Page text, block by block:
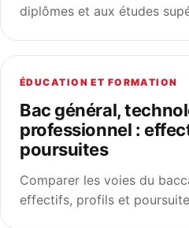
diplômes et aux études
ÉDUCATION ET FORMATION
Bac général,
professionnel :
poursuites
Comparer les voies du
effectifs, profils et poursuite